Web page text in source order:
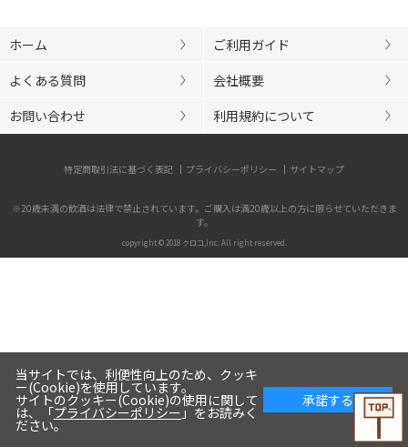
ホーム
ご利用ガイド
よくある質問
会社概要
お問い合わせ
利用規約について
特定商取引法に基づく表記 プライバシーポリシー サイトマップ
※20歳未満の飲酒は法律で禁止されています。ご購入は満20歳以上の方に限らせていただきま
す。
copyright © 2018 クロコ,Inc. All right reserved.
当サイトでは、利便性向上のため、クッキ
ー(Cookie)を使用しています。
サイトのクッキー(Cookie)の使用に関して
は、「プライバシーポリシー 」をお読みく
ださい。
承諾する